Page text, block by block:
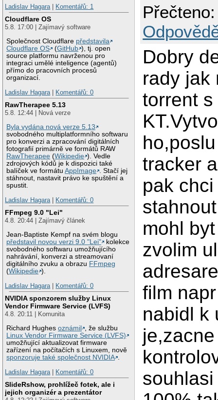
Ladislav Hagara
Komentářů: 1
Cloudflare OS
5.8. 17:00 | Zajímavý software
Společnost Cloudflare představila
Cloudflare OS
(GitHub ), tj. open
source platformu navrženou pro
integraci umělé inteligence (agentů)
přímo do pracovních procesů
organizací.
Ladislav Hagara
Komentářů: 0
RawTherapee 5.13
5.8. 12:44 | Nová verze
Byla vydána nová verze 5.13
svobodného multiplatformního softwaru
pro konverzi a zpracování digitálních
fotografií primárně ve formátů RAW
RawTherapee (Wikipedie ). Vedle
zdrojových kódů je k dispozici také
balíček ve formátuAppImage . Stačí jej
stáhnout, nastavit právo ke spuštění a
spustit.
Ladislav Hagara
Komentářů: 0
FFmpeg 9.0 "Lei"
4.8. 20:44 | Zajímavý článek
Jean-Baptiste Kempf na svém blogu
představil novou verzi 9.0 "Lei"
kolekce
svobodného softwaru umožňujícího
nahrávání, konverzi a streamovaní
digitálního zvuku a obrazu FFmpeg
(Wikipedie ).
Ladislav Hagara
Komentářů: 0
NVIDIA sponzorem služby Linux
Vendor Firmware Service (LVFS)
4.8. 20:11 | Komunita
Richard Hughesoznámil
, že službu
Linux Vendor Firmware Service (LVFS)
umožňující aktualizovat firmware
zařízení na počítačích s Linuxem, nově
sponzoruje také společnost NVIDIA .
Ladislav Hagara | Komentářů: 0
SlideRshow, prohlížeč fotek, ale i
jejich organizér a prezentátor
Dobry
rady jak
torrent s
tracker
pak chci
mohl
zvolim
film
nabidl k
je,zacne